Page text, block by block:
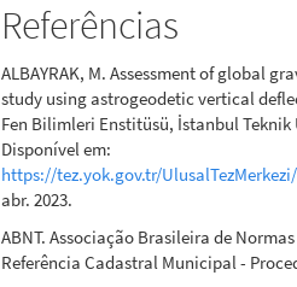
Referências
ALBAYRAK, M. Assessment of global
study using astrogeodetic vertical
Fen Bilimleri Enstitüsü, İstanbul
Disponível em:
https://tez.yok.gov.tr/
abr. 2023.
ABNT. Associação Brasileira de
Referência Cadastral Municipal -